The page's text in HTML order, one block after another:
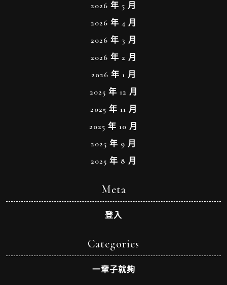
2026 年 5 月
2026 年 4 月
2026 年 3 月
2026 年 2 月
2026 年 1 月
2025 年 12 月
2025 年 11 月
2025 年 10 月
2025 年 9 月
2025 年 8 月
Meta
登入
Categories
一輩子就夠